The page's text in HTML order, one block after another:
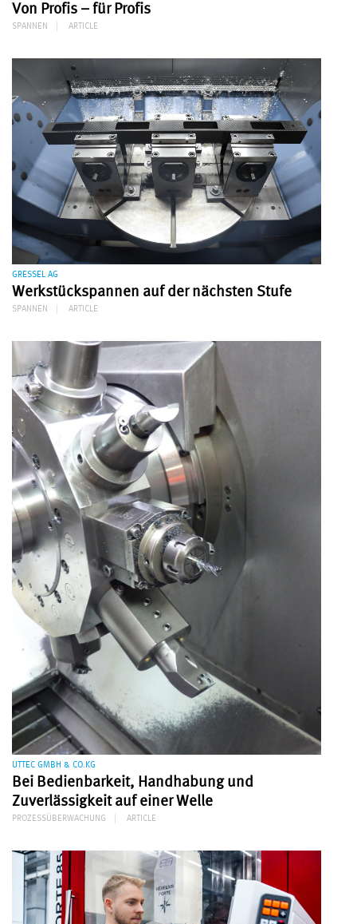
Von Profis – für Profis
SPANNEN ARTICLE
GRESSEL AG
Werkstückspannen auf der nächsten Stufe
SPANNEN ARTICLE
UTTEC GMBH & CO.KG
Bei Bedienbarkeit, Handhabung und
Zuverlässigkeit auf einer Welle
PROZESSÜBERWACHUNG ARTICLE